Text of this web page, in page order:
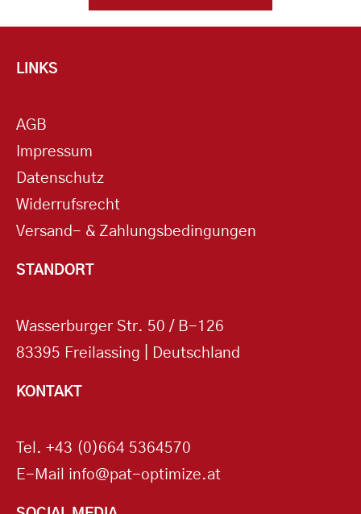
LINKS
AGB
Impressum
Datenschutz
Widerrufsrecht
Versand- & Zahlungsbedingungen
STANDORT
Wasserburger Str. 50 / B-126
83395 Freilassing | Deutschland
KONTAKT
Tel. +43 (0)664 5364570
E-Mail info@pat-optimize.at